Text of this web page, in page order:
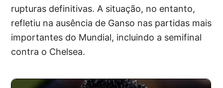
rupturas definitivas. A situação, no entanto,
refletiu na ausência de Ganso nas partidas mais
importantes do Mundial, incluindo a semifinal
contra o Chelsea.